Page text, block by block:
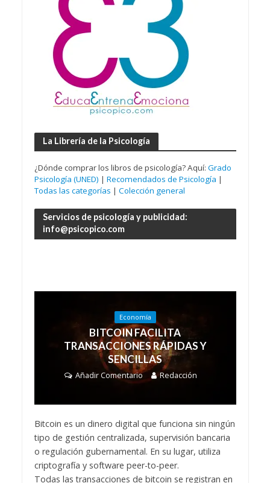
La Librería de la Psicología
¿Dónde comprar los libros de psicología? Aquí: Grado
Psicología (UNED) | Recomendados de Psicología |
Todas las categorías | Colección general
Servicios de psicología y publicidad:
info@psicopico.com
Economía
BITCOIN FACILITA
TRANSACCIONES RÁPIDAS Y
SENCILLAS
Añadir Comentario Redacción
Bitcoin es un dinero digital que funciona sin ningún
tipo de gestión centralizada, supervisión bancaria
o regulación gubernamental. En su lugar, utiliza
criptografía y software peer-to-peer.
Todas las transacciones de bitcoin se registran en